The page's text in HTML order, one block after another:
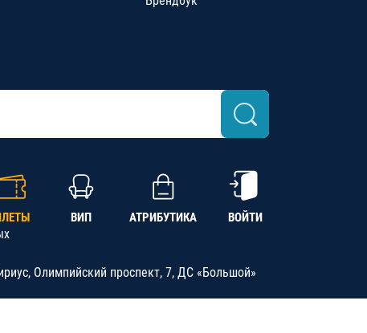
ВИП АТРИБУТИКА ВОЙТИ
Олимпийский проспект, 7, ДС «Большой»